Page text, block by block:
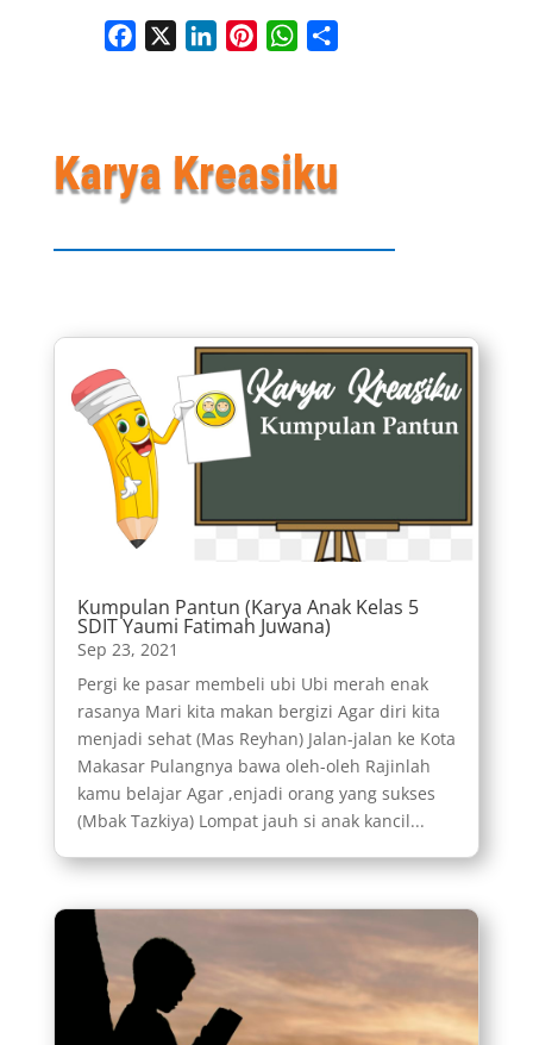
Facebook LinkedInPinterestWhatsApp
Karya Kreasiku
Kumpulan Pantun (Karya Anak Kelas 5
SDIT Yaumi Fatimah Juwana)
Sep 23, 2021
Pergi ke pasar membeli ubi Ubi merah enak
rasanya Mari kita makan bergizi Agar diri kita
menjadi sehat (Mas Reyhan) Jalan-jalan ke Kota
Makasar Pulangnya bawa oleh-oleh Rajinlah
kamu belajar Agar ,enjadi orang yang sukses
(Mbak Tazkiya) Lompat jauh si anak kancil...